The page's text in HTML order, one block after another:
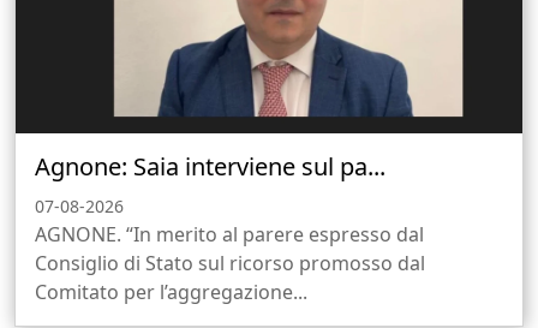
Agnone: Saia interviene sul pa...
07-08-2026
AGNONE. “In merito al parere espresso dal
Consiglio di Stato sul ricorso promosso dal
Comitato per l’aggregazione...